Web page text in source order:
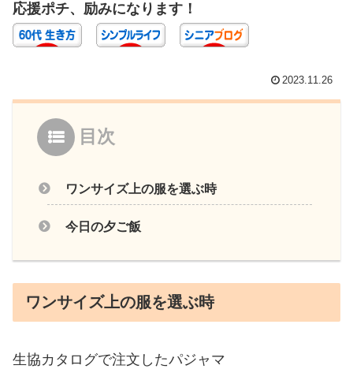
応援ポチ、励みになります！
2023.11.26
目次
ワンサイズ上の服を選ぶ時
今日の夕ご飯
ワンサイズ上の服を選ぶ時
生協カタログで注文したパジャマ